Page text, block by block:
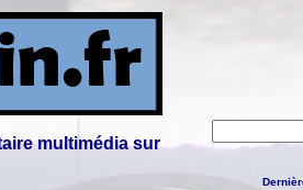
multimédia sur